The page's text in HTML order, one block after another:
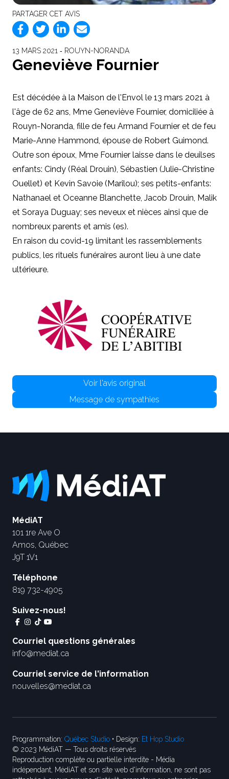
PARTAGER CET AVIS
13 MARS 2021 ‐ ROUYN-NORANDA
Geneviève Fournier
Est décédée à la Maison de l'Envol le 13 mars 2021 à
l'âge de 62 ans, Mme Geneviève Fournier, domiciliée à
Rouyn-Noranda, fille de feu Armand Fournier et de feu
Marie-Anne Hammond, épouse de Robert Guimond.
Outre son époux, Mme Fournier laisse dans le deuilses
enfants: Cindy (Réal Drouin), Sébastien (Julie-Christine
Ouellet) et Kevin Savoie (Marilou); ses petits-enfants:
Nathanael et Oceanne Blanchette, Jacob Drouin, Malik
et Soraya Duguay; ses neveux et nièces ainsi que de
nombreux parents et amis (es).
En raison du covid-19 limitant les rassemblements
publics, les rituels funéraires auront lieu à une date
ultérieure.
Voir l'avis original
Message de sympathies
MédiAT
101 1re Ave O
Amos, Québec
J9T 1V1
Téléphone
819 732-4905
Suivez-nous!
Courriel questions générales
info@mediat.ca
Courriel service de l'information
nouvelles@mediat.ca
Programmation: Québec Studio • Design: Et Hop Studio
© 2023 MédiAT — Tous droits réservés
Reproduction complète ou partielle interdite - Média
indépendant, MédiAT et son site web d'information, ne sont pas